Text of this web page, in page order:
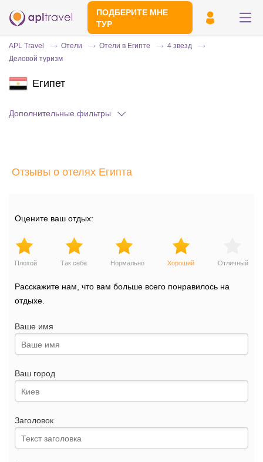
ПОДБЕРИТЕ МНЕ
ТУР
APL Travel Отели Отели в Египте
4 звезд
Деловой туризм
Египет
Дополнительные фильтры
Отзывы о отелях Египта
Оцените ваш отдых:
Плохой Так себе Нормально Хороший Отличный
Расскажите нам, что вам больше всего понравилось на
отдыхе.
Ваше имя
Ваш город
Заголовок